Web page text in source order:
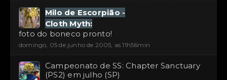
Milo de Escorpião -
Cloth Myth:
foto do boneco pronto!
domingo, 05 de junho de 2005, as 11h56min
Campeonato de SS: Chapter Sanctuary
(PS2) em julho (SP)